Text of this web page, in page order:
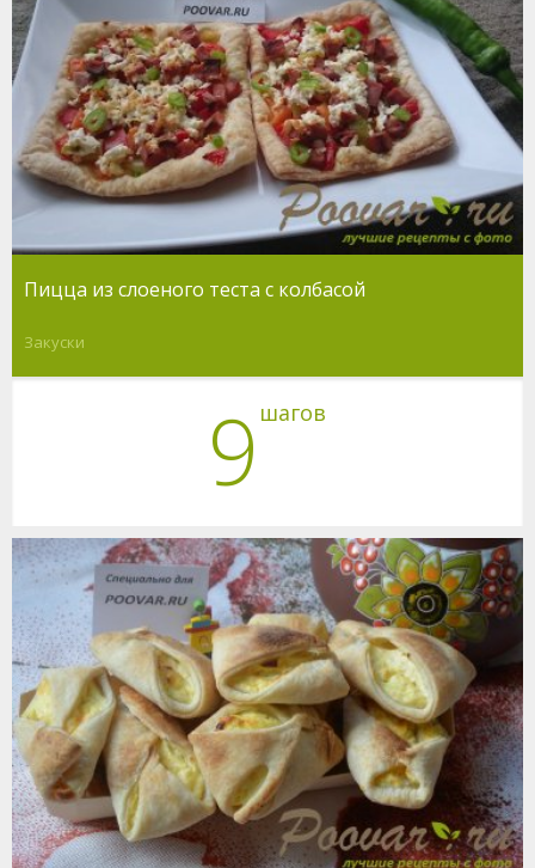
Пицца из слоеного теста с колбасой
Закуски
9 шагов